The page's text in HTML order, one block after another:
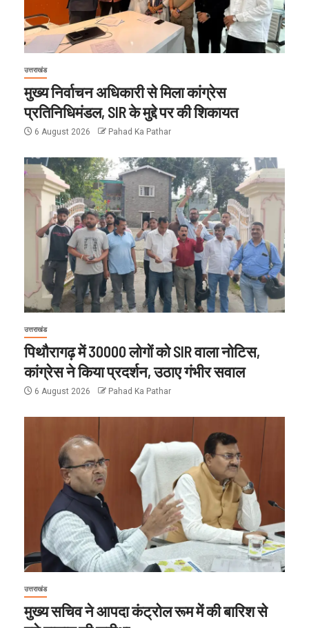
उत्तराखंड
मुख्य निर्वाचन अधिकारी से मिला कांग्रेस
प्रतिनिधिमंडल, SIR के मुद्दे पर की शिकायत
6 August 2026 Pahad Ka Pathar
उत्तराखंड
पिथौरागढ़ में 30000 लोगों को SIR वाला नोटिस,
कांग्रेस ने किया प्रदर्शन, उठाए गंभीर सवाल
6 August 2026 Pahad Ka Pathar
उत्तराखंड
मुख्य सचिव ने आपदा कंट्रोल रूम में की बारिश से